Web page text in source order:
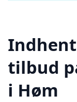
tilbud
i Høm